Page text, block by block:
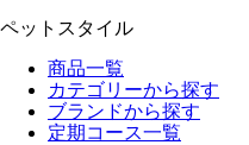
ペットスタイル
商品一覧
カテゴリーから探す
ブランドから探す
定期コース一覧